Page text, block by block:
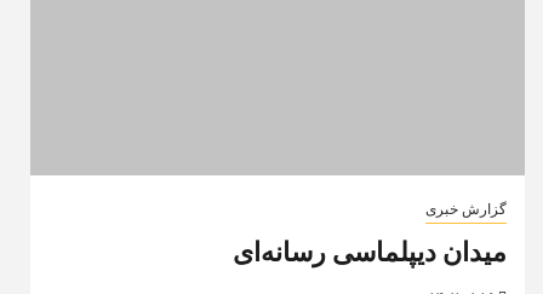
گزارش خبری
میدان دیپلماسی رسانه‌ای